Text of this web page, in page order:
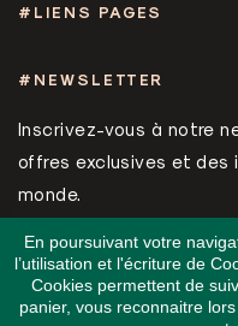
En poursuivant votre
l’utilisation et l'écriture de
Cookies permettent de
panier, vous reconnaitre
#NEWSLETTER
Inscrivez-vous à notre
offres exclusives et
monde.
#LIENS PAGES